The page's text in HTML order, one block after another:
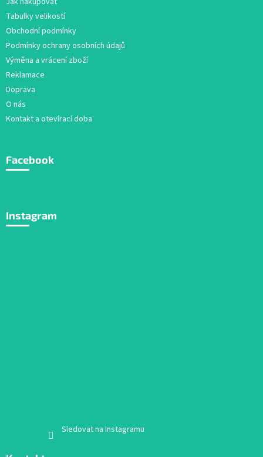
Tabulky velikostí
Obchodní podmínky
Podmínky ochrany osobních údajů
Výměna a vrácení zboží
Reklamace
Doprava
O nás
Kontakt a otevírací doba
Facebook
Instagram
Sledovat na Instagramu